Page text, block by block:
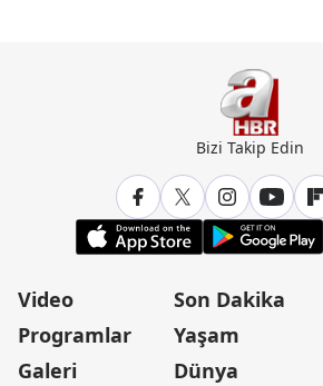
Bizi Takip Edin
Video
Programlar
Galeri
Son Dakika
Yaşam
Dünya